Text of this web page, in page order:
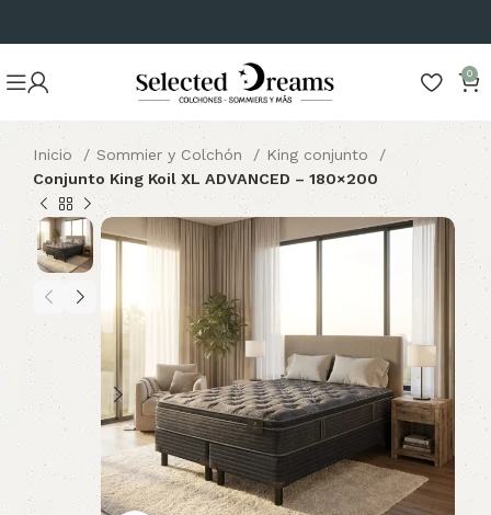
0
Inicio Sommier y Colchón
King conjunto
Conjunto King Koil XL ADVANCED – 180×200